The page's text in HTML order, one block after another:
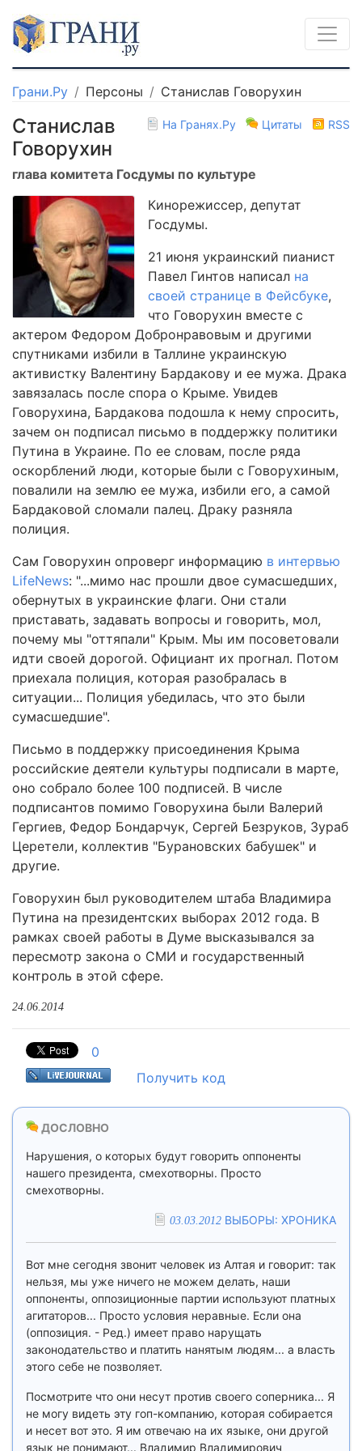
Грани.Ру Персоны Станислав Говорухин
На Гранях.Ру Цитаты RSS
Станислав
Говорухин
глава комитета Госдумы по культуре
Кинорежиссер, депутат
Госдумы.
21 июня украинский пианист
Павел Гинтов написал на
своей странице в Фейсбуке,
что Говорухин вместе с
актером Федором Добронравовым и другими
спутниками избили в Таллине украинскую
активистку Валентину Бардакову и ее мужа. Драка
завязалась после спора о Крыме. Увидев
Говорухина, Бардакова подошла к нему спросить,
зачем он подписал письмо в поддержку политики
Путина в Украине. По ее словам, после ряда
оскорблений люди, которые были с Говорухиным,
повалили на землю ее мужа, избили его, а самой
Бардаковой сломали палец. Драку разняла
полиция.
Сам Говорухин опроверг информацию в интервью
LifeNews: "...мимо нас прошли двое сумасшедших,
обернутых в украинские флаги. Они стали
приставать, задавать вопросы и говорить, мол,
почему мы "оттяпали" Крым. Мы им посоветовали
идти своей дорогой. Официант их прогнал. Потом
приехала полиция, которая разобралась в
ситуации... Полиция убедилась, что это были
сумасшедшие".
Письмо в поддержку присоединения Крыма
российские деятели культуры подписали в марте,
оно собрало более 100 подписей. В числе
подписантов помимо Говорухина были Валерий
Гергиев, Федор Бондарчук, Сергей Безруков, Зураб
Церетели, коллектив "Бурановских бабушек" и
другие.
Говорухин был руководителем штаба Владимира
Путина на президентских выборах 2012 года. В
рамках своей работы в Думе высказывался за
пересмотр закона о СМИ и государственный
контроль в этой сфере.
24.06.2014
0
Получить код
ДОСЛОВНО
Нарушения, о которых будут говорить оппоненты
нашего президента, смехотворны. Просто
смехотворны.
03.03.2012 ВЫБОРЫ: ХРОНИКА
Вот мне сегодня звонит человек из Алтая и говорит: так
нельзя, мы уже ничего не можем делать, наши
оппоненты, оппозиционные партии используют платных
агитаторов... Просто условия неравные. Если она
(оппозиция. - Ред.) имеет право нарущать
законодательство и платить нанятым людям... а власть
этого себе не позволяет.
Посмотрите что они несут против своего соперника... Я
не могу видеть эту гоп-компанию, которая собирается
и несет вот это. Я им отвечаю на их языке, они другой
язык не понимают... Владимир Владимирович